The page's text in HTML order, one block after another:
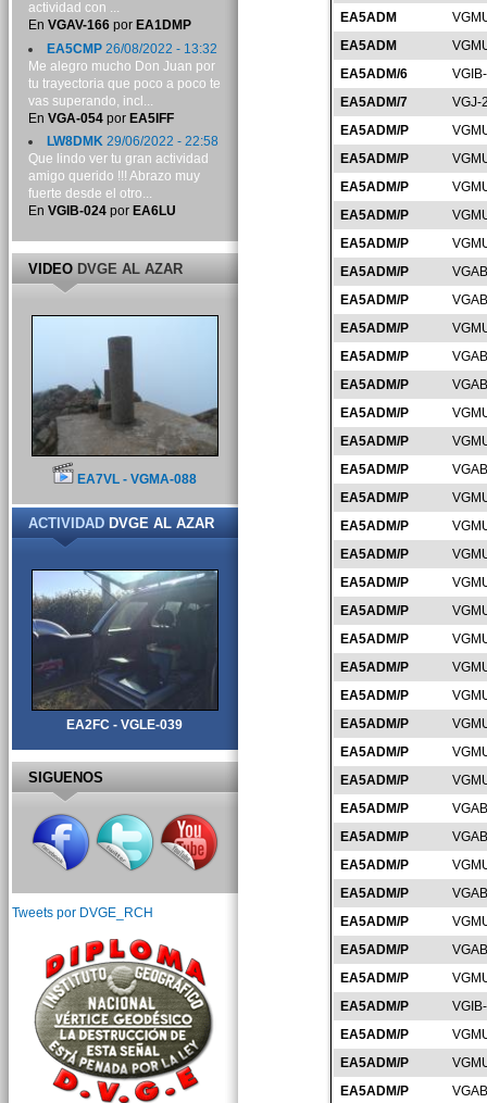
EA5ADM
EA5ADM
EA5ADM/6
EA5ADM/7
VGJ-
EA5ADM/P
EA5ADM/P
EA5ADM/P
EA5ADM/P
EA5ADM/P
EA5ADM/P
EA5ADM/P
EA5ADM/P
EA5ADM/P
EA5ADM/P
EA5ADM/P
EA5ADM/P
EA5ADM/P
EA5ADM/P
EA5ADM/P
EA5ADM/P
EA5ADM/P
EA5ADM/P
EA5ADM/P
EA5ADM/P
EA5ADM/P
EA5ADM/P
EA5ADM/P
EA5ADM/P
EA5ADM/P
EA5ADM/P
EA5ADM/P
EA5ADM/P
EA5ADM/P
EA5ADM/P
EA5ADM/P
EA5ADM/P
EA5ADM/P
EA5ADM/P
EA5ADM/P
actividad con ...
En VGAV-166por EA1DMP
EA5CMP26/08/2022 - 13:32
Me alegro mucho Don Juan por
tu trayectoria que poco a poco te
vas superando, incl...
En VGA-054por EA5IFF
LW8DMK29/06/2022 - 22:58
Que lindo ver tu gran actividad
amigo querido !!! Abrazo muy
fuerte desde el otro...
En VGIB-024por EA6LU
VIDEODVGE AL AZAR
EA7VL - VGMA-088
ACTIVIDADDVGE AL AZAR
EA2FC - VGLE-039
SIGUENOS
Tweets por DVGE_RCH